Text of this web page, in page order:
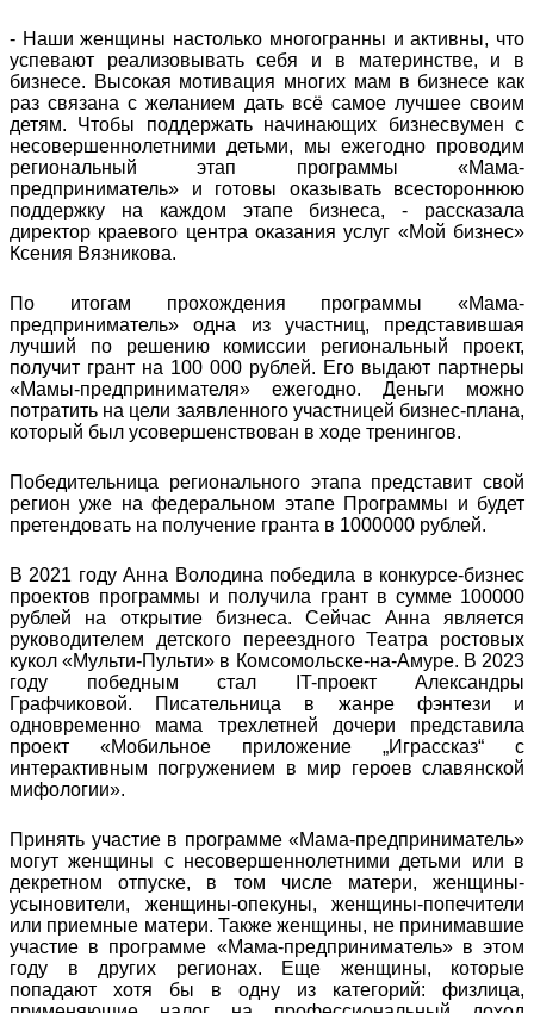
- Наши женщины настолько многогранны и активны, что
успевают реализовывать себя и в материнстве, и в
бизнесе. Высокая мотивация многих мам в бизнесе как
раз связана с желанием дать всё самое лучшее своим
детям. Чтобы поддержать начинающих бизнесвумен с
несовершеннолетними детьми, мы ежегодно проводим
региональный этап программы «Мама-
предприниматель» и готовы оказывать всестороннюю
поддержку на каждом этапе бизнеса, - рассказала
директор краевого центра оказания услуг «Мой бизнес»
Ксения Вязникова.
По итогам прохождения программы «Мама-
предприниматель» одна из участниц, представившая
лучший по решению комиссии региональный проект,
получит грант на 100 000 рублей. Его выдают партнеры
«Мамы-предпринимателя» ежегодно. Деньги можно
потратить на цели заявленного участницей бизнес-плана,
который был усовершенствован в ходе тренингов.
Победительница регионального этапа представит свой
регион уже на федеральном этапе Программы и будет
претендовать на получение гранта в 1000000 рублей.
В 2021 году Анна Володина победила в конкурсе-бизнес
проектов программы и получила грант в сумме 100000
рублей на открытие бизнеса. Сейчас Анна является
руководителем детского переездного Театра ростовых
кукол «Мульти-Пульти» в Комсомольске-на-Амуре. В 2023
году победным стал IT-проект Александры
Графчиковой. Писательница в жанре фэнтези и
одновременно мама трехлетней дочери представила
проект «Мобильное приложение „Играссказ“ с
интерактивным погружением в мир героев славянской
мифологии».
Принять участие в программе «Мама-предприниматель»
могут женщины с несовершеннолетними детьми или в
декретном отпуске, в том числе матери, женщины-
усыновители, женщины-опекуны, женщины-попечители
или приемные матери. Также женщины, не принимавшие
участие в программе «Мама-предприниматель» в этом
году в других регионах. Еще женщины, которые
попадают хотя бы в одну из категорий: физлица,